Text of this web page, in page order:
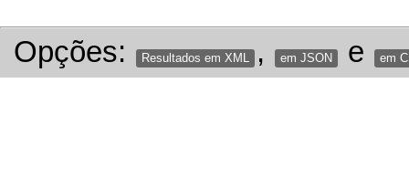
Opções: Resultados em XML , em JSON e em